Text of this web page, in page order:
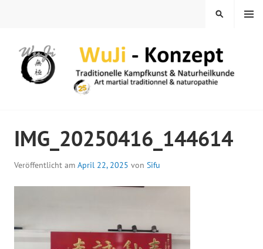
MENÜ
SUCHEN
IMG_20250416_144614
Veröffentlicht am April 22, 2025 von Sifu